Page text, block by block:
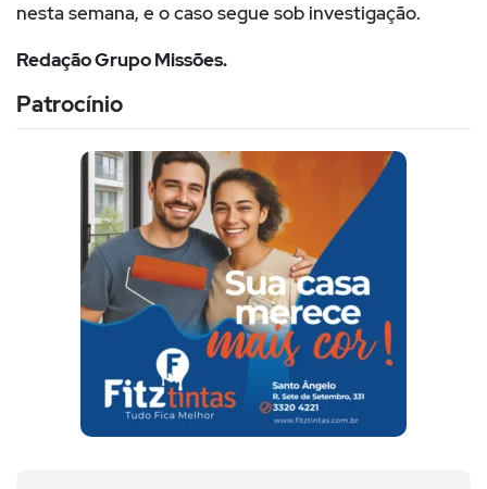
nesta semana, e o caso segue sob investigação.
Redação Grupo Missões.
Patrocínio